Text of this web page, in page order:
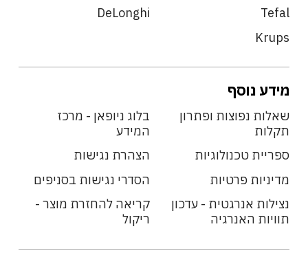
Tefal
DeLonghi
Krups
מידע נוסף
שאלות נפוצות ופתרון
תקלות
בלוג ניופאן - מרכז
המידע
ספריית טכנולוגיות
הצהרת נגישות
מדיניות פרטיות
הסדרי נגישות בסניפים
נצילות אנרגטית - עדכון
תוויות האנרגיה
קריאה להחזרת מוצר -
ריקול